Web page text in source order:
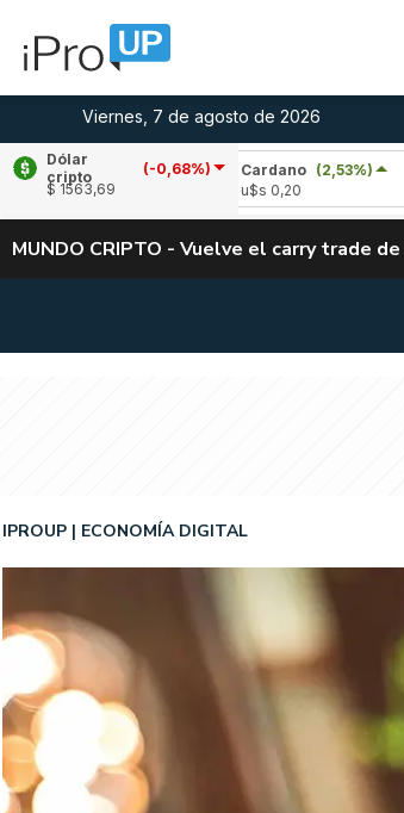
Viernes, 7 de agosto de 2026
Dólar
cripto
(-0,68%)
$ 1563,69
Cardano
(2,53%)
MUNDO CRIPTO - Vuelve el carry trade
IPROUP ECONOMÍA DIGITAL